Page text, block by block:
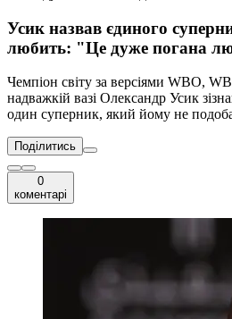
Усик назвав єдиного
любить: "Це дуже погана
Чемпіон світу за версіями WBO,
надважкій вазі Олександр Усик
один суперник, який йому не
Поділитись
0
коментарі